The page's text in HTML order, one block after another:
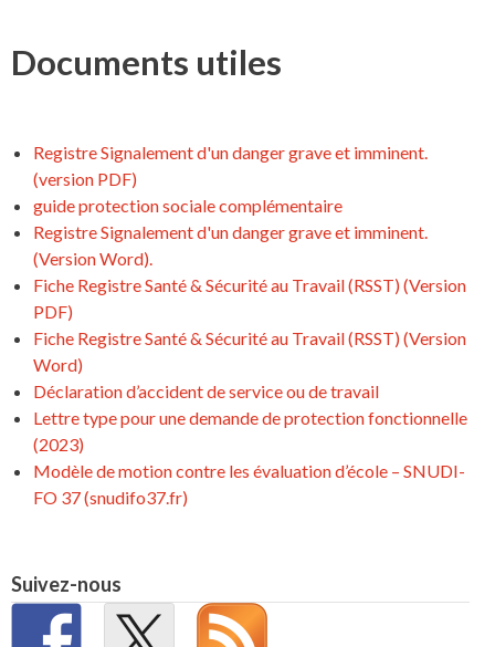
Documents utiles
Registre Signalement d'un danger grave et imminent.
(version PDF)
guide protection sociale complémentaire
Registre Signalement d'un danger grave et imminent.
(Version Word).
Fiche Registre Santé & Sécurité au Travail (RSST) (Version
PDF)
Fiche Registre Santé & Sécurité au Travail (RSST) (Version
Word)
Déclaration d’accident de service ou de travail
Lettre type pour une demande de protection fonctionnelle
(2023)
Modèle de motion contre les évaluation d’école – SNUDI-
FO 37 (snudifo37.fr)
Suivez-nous